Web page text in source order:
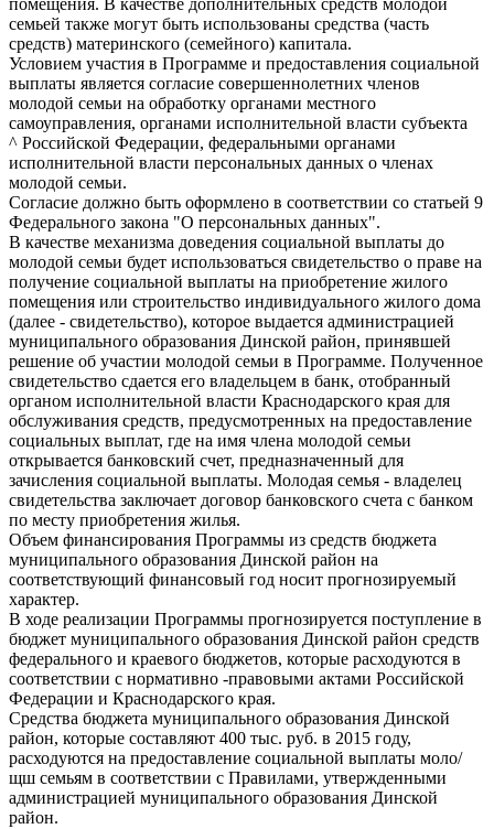
помещения. В качестве дополнительных средств молодой
семьей также могут быть использованы средства (часть
средств) материнского (семейного) капитала.
Условием участия в Программе и предоставления социальной
выплаты является согласие совершеннолетних членов
молодой семьи на обработку органами местного
самоуправления, органами исполнительной власти субъекта
^ Российской Федерации, федеральными органами
исполнительной власти персональных данных о членах
молодой семьи.
Согласие должно быть оформлено в соответствии со статьей 9
Федерального закона "О персональных данных".
В качестве механизма доведения социальной выплаты до
молодой семьи будет использоваться свидетельство о праве на
получение социальной выплаты на приобретение жилого
помещения или строительство индивидуального жилого дома
(далее - свидетельство), которое выдается администрацией
муниципального образования Динской район, принявшей
решение об участии молодой семьи в Программе. Полученное
свидетельство сдается его владельцем в банк, отобранный
органом исполнительной власти Краснодарского края для
обслуживания средств, предусмотренных на предоставление
социальных выплат, где на имя члена молодой семьи
открывается банковский счет, предназначенный для
зачисления социальной выплаты. Молодая семья - владелец
свидетельства заключает договор банковского счета с банком
по месту приобретения жилья.
Объем финансирования Программы из средств бюджета
муниципального образования Динской район на
соответствующий финансовый год носит прогнозируемый
характер.
В ходе реализации Программы прогнозируется поступление в
бюджет муниципального образования Динской район средств
федерального и краевого бюджетов, которые расходуются в
соответствии с нормативно -правовыми актами Российской
Федерации и Краснодарского края.
Средства бюджета муниципального образования Динской
район, которые составляют 400 тыс. руб. в 2015 году,
расходуются на предоставление социальной выплаты моло/
щш семьям в соответствии с Правилами, утвержденными
администрацией муниципального образования Динской
район.